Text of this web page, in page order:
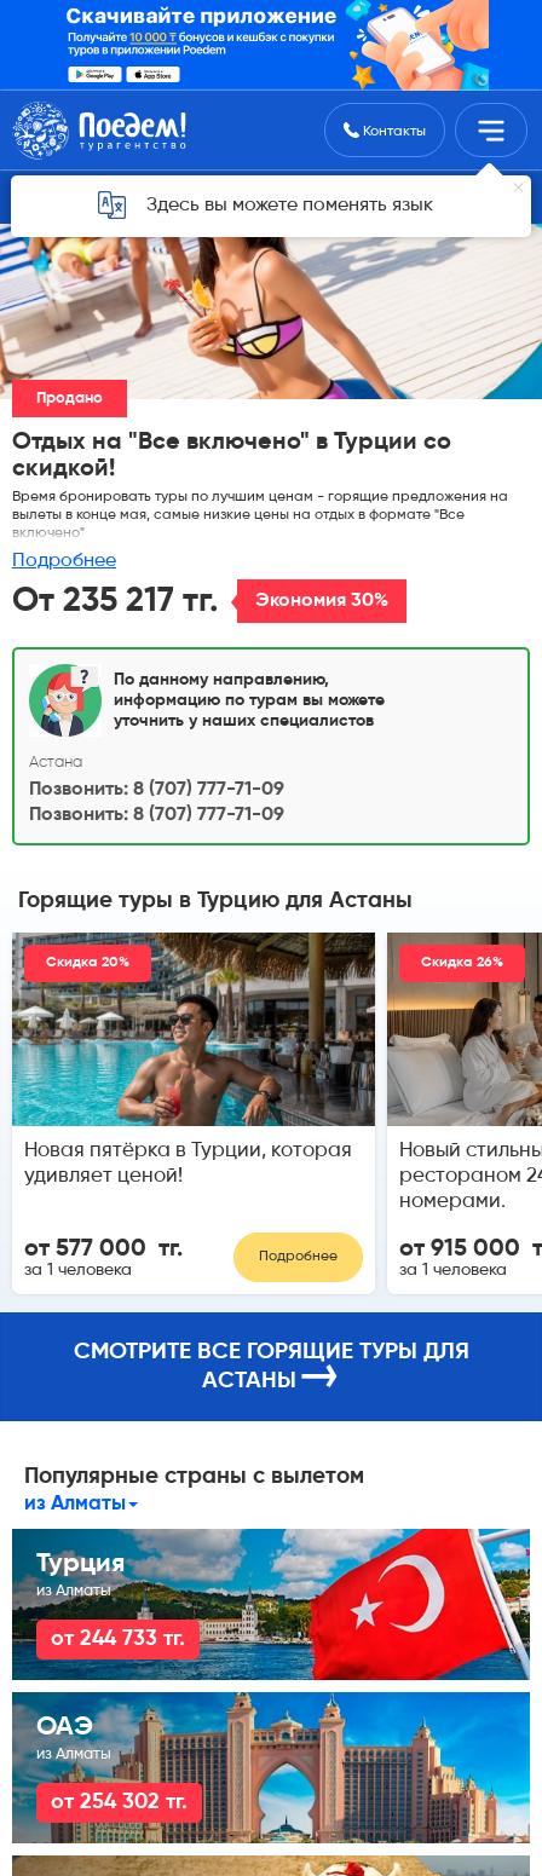
Поиск туровКонтакты
Здесь вы можете поменять язык
Горящие туры для Астаны
Продано
Отдых на "Все включено" в Турции со
скидкой!
Время бронировать туры по лучшим ценам - горящие предложения на
вылеты в конце мая, самые низкие цены на отдых в формате "Все
включено"
Подробнее
От 235 217 тг. Экономия 30%
По данному направлению,
информацию по турам вы можете
уточнить у наших специалистов
Астана
Позвонить: 8 (707) 777-71-09
Позвонить: 8 (707) 777-71-09
Горящие туры в Турцию для Астаны
Скидка 20%
Новая пятёрка в Турции, которая
удивляет ценой!
от 577 000 тг.
за 1 человека
Подробнее
Скидка 26%
Новый
рестораном
номерами.
от 915 000
за 1 человека
СМОТРИТЕ ВСЕ ГОРЯЩИЕ ТУРЫ ДЛЯ
АСТАНЫ →
Популярные страны с вылетом
из Алматы
Турция
из Алматы
от 244 733 тг.
ОАЭ
из Алматы
от 254 302 тг.